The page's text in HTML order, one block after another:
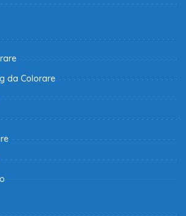
da Colorare